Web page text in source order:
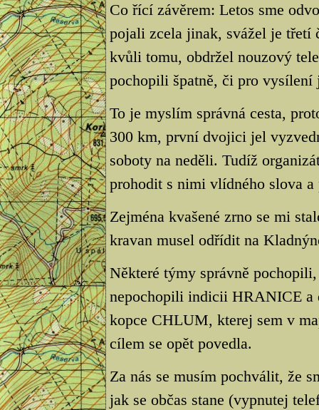
Co řící závěrem: Letos sme
pojali zcela jinak, svážel je třetí
kvůli tomu, obdržel nouzový
pochopili špatně, či pro
To je myslím správná cesta,
300 km, první dvojici jel
soboty na neděli. Tudíž
prohodit s nimi vlídného slova a
Zejména kvašené zrno se mi
kravan musel odřídit na
Některé týmy správně
nepochopili indicii HRANICE a
kopce CHLUM, kterej sem v
cílem se opět povedla.
Za nás se musím pochválit, že
jak se občas stane (vypnutej